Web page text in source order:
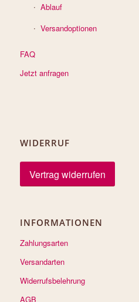
Ablauf
Versandoptionen
FAQ
Jetzt anfragen
WIDERRUF
Vertrag widerrufen
INFORMATIONEN
Zahlungsarten
Versandarten
Widerrufsbelehrung
AGB